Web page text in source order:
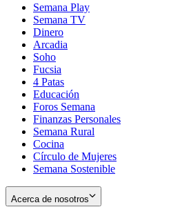
Semana Play
Semana TV
Dinero
Arcadia
Soho
in
new
window
Fucsia
in
new
window
4 Patas
Educación
Foros Semana
Finanzas Personales
Semana Rural
Cocina
Círculo de Mujeres
Semana Sostenible
Acerca de nosotros